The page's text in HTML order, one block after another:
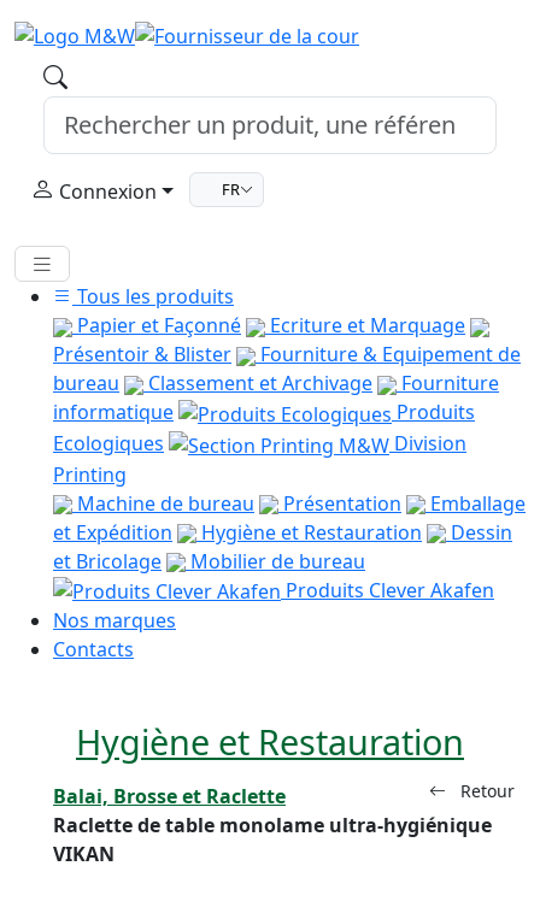
Connexion FR
Tous les produits
Papier et Façonné
Ecriture et Marquage
Présentoir & Blister
Fourniture & Equipement de
bureau
Classement et Archivage
Fourniture
informatique
Produits
Ecologiques
Division
Printing
Machine de bureau
Présentation
Emballage
et Expédition
Hygiène et Restauration
Dessin
et Bricolage
Mobilier de bureau
Produits Clever Akafen
Nos marques
Contacts
Hygiène et Restauration
Retour
Balai, Brosse et Raclette
Raclette de table monolame ultra-hygiénique
VIKAN